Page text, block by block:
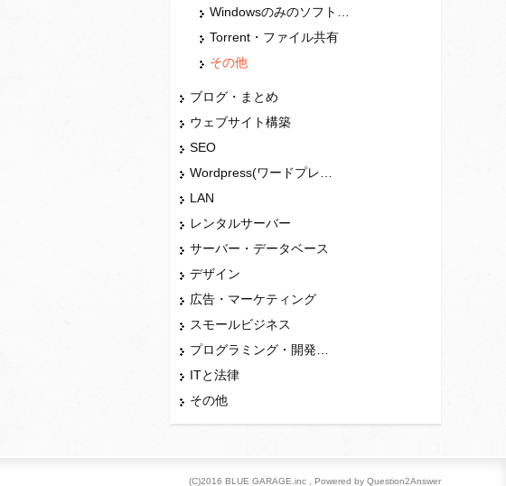
Torrent・ファイル共有
その他
ブログ・まとめ
ウェブサイト構築
SEO
LAN
レンタルサーバー
サーバー・データベース
デザイン
広告・マーケティング
スモールビジネス
ITと法律
その他
(C)2016 BLUE GARAGE.inc , Powered by Question2Answer